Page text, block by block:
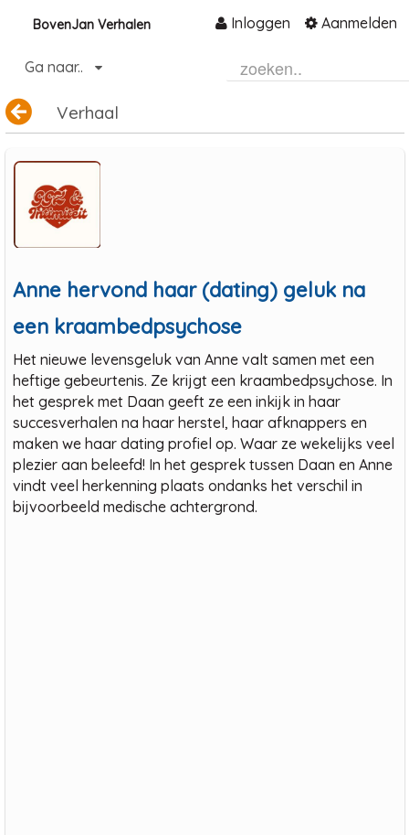
Naar content
Inloggen Aanmelden
BovenJan Verhalen
Home
Community
Hulp en ondersteuning
Over ons platform
Ga naar..
Verhaal
Anne hervond haar (dating) geluk na
een kraambedpsychose
Het nieuwe levensgeluk van Anne valt samen met een
heftige gebeurtenis. Ze krijgt een kraambedpsychose. In
het gesprek met Daan geeft ze een inkijk in haar
succesverhalen na haar herstel, haar afknappers en
maken we haar dating profiel op. Waar ze wekelijks veel
plezier aan beleefd! In het gesprek tussen Daan en Anne
vindt veel herkenning plaats ondanks het verschil in
bijvoorbeeld medische achtergrond.